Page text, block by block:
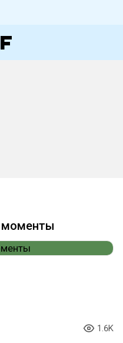
1.6K